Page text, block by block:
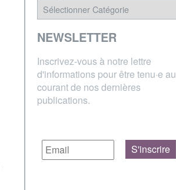
NEWSLETTER
Inscrivez-vous à notre lettre
d'informations pour être tenu·e au
courant de nos dernières
publications.
S'inscrire